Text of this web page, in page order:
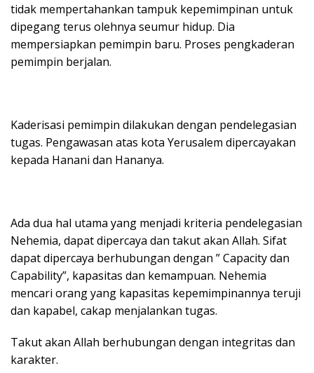
tidak mempertahankan tampuk kepemimpinan untuk
dipegang terus olehnya seumur hidup. Dia
mempersiapkan pemimpin baru. Proses pengkaderan
pemimpin berjalan.
Kaderisasi pemimpin dilakukan dengan pendelegasian
tugas. Pengawasan atas kota Yerusalem dipercayakan
kepada Hanani dan Hananya.
Ada dua hal utama yang menjadi kriteria pendelegasian
Nehemia, dapat dipercaya dan takut akan Allah. Sifat
dapat dipercaya berhubungan dengan ” Capacity dan
Capability”, kapasitas dan kemampuan. Nehemia
mencari orang yang kapasitas kepemimpinannya teruji
dan kapabel, cakap menjalankan tugas.
Takut akan Allah berhubungan dengan integritas dan
karakter.